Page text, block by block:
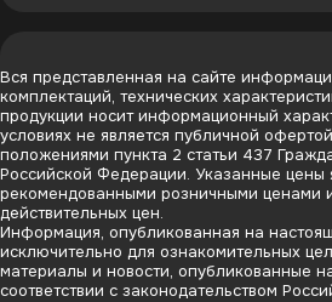
Вся представленная на сайте
комплектаций, технических
продукции носит информационный
условиях не является публичной
положениями пункта 2 статьи 437
Российской Федерации. Указанные цены
рекомендованными розничными ценами и
действительных цен.
Информация, опубликованная на
исключительно для ознакомительных
материалы и новости, опубликованные
соответствии с законодательством